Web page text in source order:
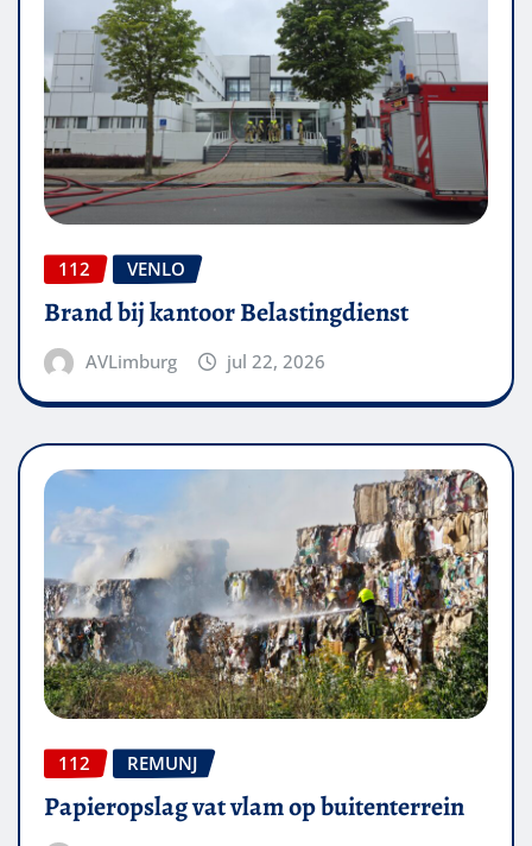
112 VENLO
Brand bij kantoor Belastingdienst
AVLimburg jul 22, 2026
112 REMUNJ
Papieropslag vat vlam op buitenterrein